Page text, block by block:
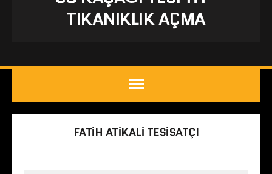
TIKANIKLIK AÇMA
FATIH ATIKALI TESISATÇI